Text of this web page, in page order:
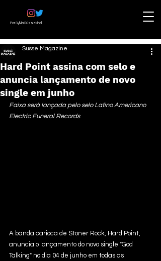
Por Sylvia Süssekind
Hard Point assina com selo e
anuncia lançamento de novo
single em junho
Susse Magazine
Faixa será lançada pelo selo Latino Americano
Electric Funeral Records
A banda carioca de Stoner Rock, Hard Point,
anuncia o lançamento do novo single "God
Talking" no dia 04 de junho em todas as